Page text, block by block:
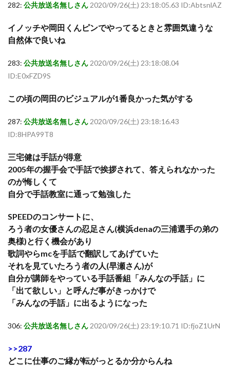
282: 公共放送名無しさん2020/09/26(土) 23:18:05.63 ID:AbtsnlAZ
イノッチや岡田くんピンでやってるときと雰囲気違うな
自然体で良いね
283: 公共放送名無しさん2020/09/26(土) 23:18:08.04
ID:E0xFZD9S
この頃の岡田のビジュアルが1番良かった気がする
287: 公共放送名無しさん2020/09/26(土) 23:18:16.43
ID:8HPA99T8
三宅健は手話が得意
2005年の握手会で手話で挨拶されて、答えられなかった
のが悔しくて
自分で手話教室に通って勉強した
SPEEDのコンサートに、
ろう者の女優さんの忍足さん(横浜denaの三浦選手の弟の
奥様)と行く機会があり
歌詞やらmcを手話で翻訳してあげていた
それを見ていたろう者の人(早瀬さん)が
自分が講師をやっている手話番組「みんなの手話」に
「出て欲しい」と呼んだ事がきっかけで
「みんなの手話」に出るようになった
306: 公共放送名無しさん2020/09/26(土) 23:19:10.71 ID:fjoZ1UrN
>>287
どこに仕事のご縁が転がっとるか分からんね